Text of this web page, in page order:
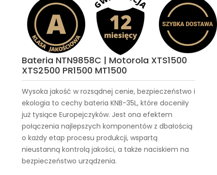
Bateria NTN9858C | Motorola XTS1500
XTS2500 PR1500 MT1500
Wysoka jakość w rozsądnej cenie, bezpieczeństwo i
ekologia to cechy bateria KNB-35L, które doceniły
już tysiące Europejczyków. Jest ona efektem
połączenia najlepszych komponentów z dbałością
o każdy etap procesu produkcji, wspartą
nieustanną kontrolą jakości, a także naciskiem na
bezpieczeństwo urządzenia.